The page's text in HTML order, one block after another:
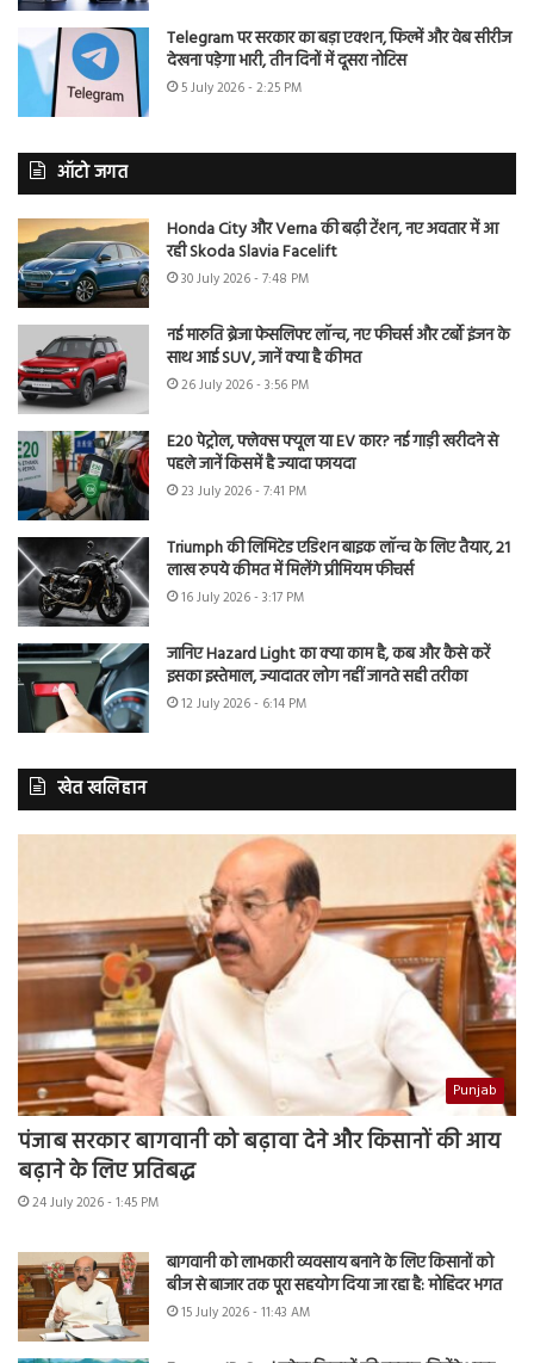
Telegram पर सरकार का बड़ा एक्शन, फिल्में और वेब सीरीज
देखना पड़ेगा भारी, तीन दिनों में दूसरा नोटिस
5 July 2026 - 2:25 PM
ऑटो जगत
Honda City और Verna की बढ़ी टेंशन, नए अवतार में आ
रही Skoda Slavia Facelift
30 July 2026 - 7:48 PM
नई मारुति ब्रेजा फेसलिफ्ट लॉन्च, नए फीचर्स और टर्बो इंजन के
साथ आई SUV, जानें क्या है कीमत
26 July 2026 - 3:56 PM
E20 पेट्रोल, फ्लेक्स फ्यूल या EV कार? नई गाड़ी खरीदने से
पहले जानें किसमें है ज्यादा फायदा
23 July 2026 - 7:41 PM
Triumph की लिमिटेड एडिशन बाइक लॉन्च के लिए तैयार, 21
लाख रुपये कीमत में मिलेंगे प्रीमियम फीचर्स
16 July 2026 - 3:17 PM
जानिए Hazard Light का क्या काम है, कब और कैसे करें
इसका इस्तेमाल, ज्यादातर लोग नहीं जानते सही तरीका
12 July 2026 - 6:14 PM
खेत खलिहान
Punjab
पंजाब सरकार बागवानी को बढ़ावा देने और किसानों की आय
बढ़ाने के लिए प्रतिबद्ध
24 July 2026 - 1:45 PM
बागवानी को लाभकारी व्यवसाय बनाने के लिए किसानों को
बीज से बाजार तक पूरा सहयोग दिया जा रहा है: मोहिंदर भगत
15 July 2026 - 11:43 AM